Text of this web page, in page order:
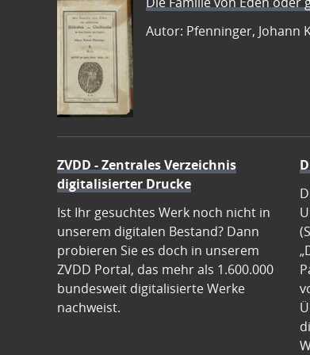
Autor: Pfenninger, Johann
ZVDD - Zentrales Verzeichnis
digitalisierter Drucke
Ist Ihr gesuchtes Werk noch nicht in
unserem digitalen Bestand? Dann
probieren Sie es doch in unserem
ZVDD Portal, das mehr als 1.600.000
bundesweit digitalisierte Werke
nachweist.